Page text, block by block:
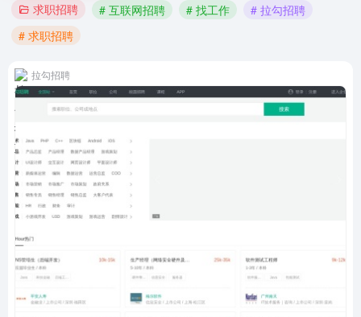
求职招聘 # 互联网招聘 # 找工作
# 拉勾招聘
# 求职招聘
拉勾招聘